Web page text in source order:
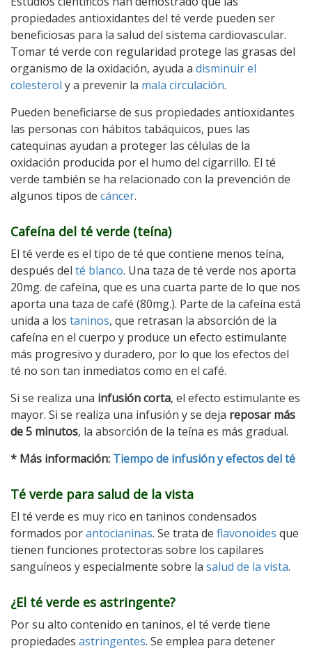
propiedades antioxidantes del té verde pueden ser
beneficiosas para la salud del sistema cardiovascular.
Tomar té verde con regularidad protege las grasas del
organismo de la oxidación, ayuda a disminuir el
colesterol y a prevenir la mala circulación.
Pueden beneficiarse de sus propiedades antioxidantes
las personas con hábitos tabáquicos, pues las
catequinas ayudan a proteger las células de la
oxidación producida por el humo del cigarrillo. El té
verde también se ha relacionado con la prevención de
algunos tipos de cáncer.
Cafeína del té verde (teína)
El té verde es el tipo de té que contiene menos teína,
después del té blanco. Una taza de té verde nos aporta
20mg. de cafeína, que es una cuarta parte de lo que nos
aporta una taza de café (80mg.). Parte de la cafeína está
unida a los taninos, que retrasan la absorción de la
cafeína en el cuerpo y produce un efecto estimulante
más progresivo y duradero, por lo que los efectos del
té no son tan inmediatos como en el café.
Si se realiza una infusión corta, el efecto estimulante es
mayor. Si se realiza una infusión y se deja reposar más
de 5 minutos, la absorción de la teína es más gradual.
* Más información: Tiempo de infusión y efectos del té
Té verde para salud de la vista
El té verde es muy rico en taninos condensados
formados porantocianinas. Se trata de flavonoides que
tienen funciones protectoras sobre los capilares
sanguíneos y especialmente sobre la salud de la vista.
¿El té verde es astringente?
Por su alto contenido en taninos, el té verde tiene
propiedades astringentes. Se emplea para detener